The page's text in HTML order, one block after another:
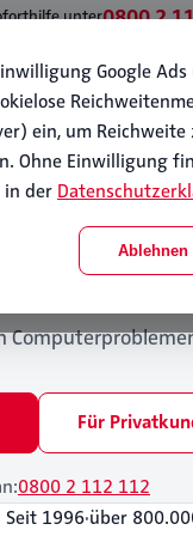
unter0800 2
· EHEMALS PC-
IT-Notdienst,
Für
0800 2 112 112
Seit 1996·über
Google Ads
ein, um Reichweite
Ohne Einwilligung
in der
Ablehnen